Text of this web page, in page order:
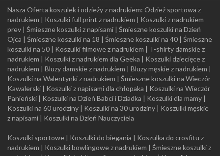
Nasza Oferta koszulek i odzieży z nadrukiem: Odzież sportowa z
nadrukiem | Koszulki full print z nadrukiem | Koszulki z nadrukiem
prev | Śmieszne koszulki z napisami | Śmieszne koszulki na Dzień
Ojca | Śmieszne koszulki na 18 | Śmieszne koszulki na 40 | Śmieszne
koszulki na 50 | Koszulki filmowe z nadrukiem | T-shirty damskie z
nadrukiem | Koszulki z nadrukiem dla Geeka | Koszulki dziecięce z
nadrukiem | Bluzy damskie z nadrukiem | Bluzy męskie z nadrukiem |
Koszulki na Walentynki z nadrukiem | Śmieszne koszulki na Wieczór
Kawalerski | Koszulki z napisami dla chłopaka | Koszulki na Wieczór
Panieński | Koszulki na Dzień Babci i Dziadka | Koszulki dla mamy |
Koszulki na 60 urodziny | Koszulki na 30 urodziny | Koszulki męskie
z napisami | Koszulki na Dzień Nauczyciela
Koszulki sportowe | Koszulki do biegania | Koszulka do crosfitu z
nadrukiem | Koszulki bowlingowe z nadrukiem | Śmieszne koszulki z